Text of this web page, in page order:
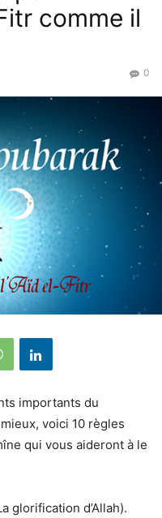
comme il
0
importants du
voici 10 règles
qui vous aideront à le
glorification d’Allah).